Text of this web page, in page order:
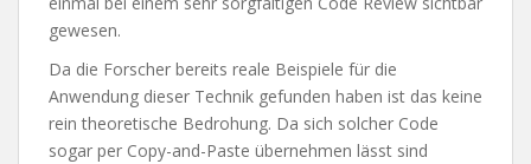
gewesen.
Da die Forscher bereits reale Beispiele für die
Anwendung dieser Technik gefunden haben ist das keine
rein theoretische Bedrohung. Da sich solcher Code
sogar per Copy-and-Paste übernehmen lässt sind